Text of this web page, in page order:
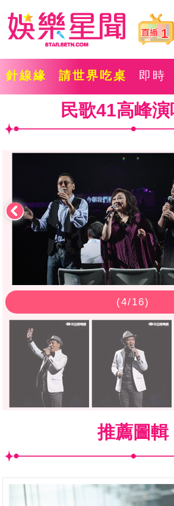
1
針線緣 請世界吃桌 即時
民歌41高峰
(4/16)
推薦圖輯